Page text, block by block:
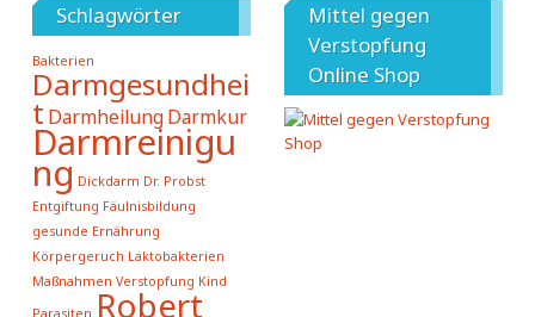
Schlagwörter
Bakterien
Darmgesundhei
t DarmheilungDarmkur
Darmreinigu
ng Dickdarm Dr. Probst
Entgiftung Fäulnisbildung
gesunde Ernährung
Körpergeruch Laktobakterien
Maßnahmen Verstopfung Kind
Parasiten Robert
Mittel gegen
Verstopfung
Online Shop